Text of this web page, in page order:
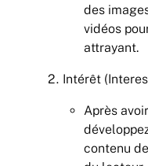
des
vidéos
attrayant.
Intérêt
Après
contenu